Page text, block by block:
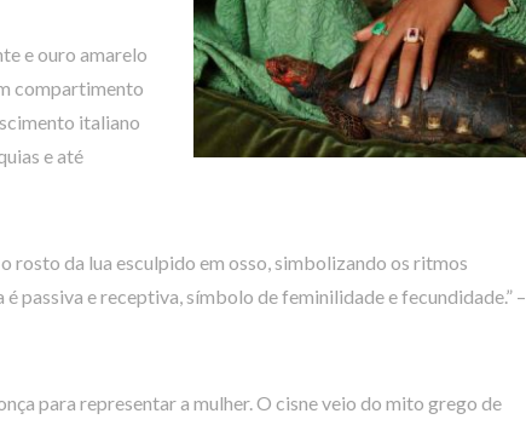
e ouro amarelo
compartimento
italiano
e até
rosto da lua esculpido em osso, simbolizando os ritmos
passiva e receptiva, símbolo de feminilidade e fecundidade.” –
para representar a mulher. O cisne veio do mito grego de